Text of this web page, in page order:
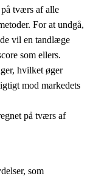
på tværs af alle
For at undgå,
vil en tandlæge
som ellers.
hvilket øger
mod markedets
på tværs af
som